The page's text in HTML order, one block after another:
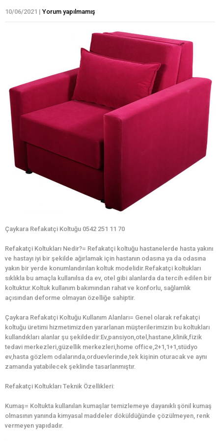
10/06/2021 | Yorum yapılmamış
Çaykara Refakatçi Koltuğu 0542 251 11 70
Refakatçi Koltukları Nedir?= Refakatçi koltuğu hastanelerde hasta yakını
ve hastayı iyi bir şekilde ağırlamak için hastanın odasına ya da odasına
yakın bir yerde konumlandırılan koltuk modelidir.Refakatçi koltukları
sıklıkla bu amaçla kullanılsa da ev, otel gibi alanlarda da tercih edilen bir
koltuktur.Koltuk kullanım bakımından rahat ve konforlu, sağlamlık
açısından deforme olmayan özelliğe sahiptir.
Çaykara Refakatçi Koltuğu Kullanım Alanları= Genel olarak refakatçi
koltuğu üretimi hizmetimizden yararlanan müşterilerimizin bu koltukları
kullandıkları alanlar şu şekildedir:Ev,pansiyon,otel,hastane,klinik,fizik
tedavi merkezleri,güzellik merkezleri,home office,2+1,1+1,stüdyo
ev,hasta gözlem odalarında,orduevlerinde,tek kişinin oturacak ve aynı
zamanda yatabilecek şeklinde tasarlanmıştır.
Refakatçi Koltukları Teknik Özellikleri:
Kumaş= Koltukta kullanılan kumaşlar temizlemeye dayanıklı şönil kumaş
olmasının yanında kimyasal maddeler döküldüğünde çözülmeyen, renk
vermeyen yapıdadır.